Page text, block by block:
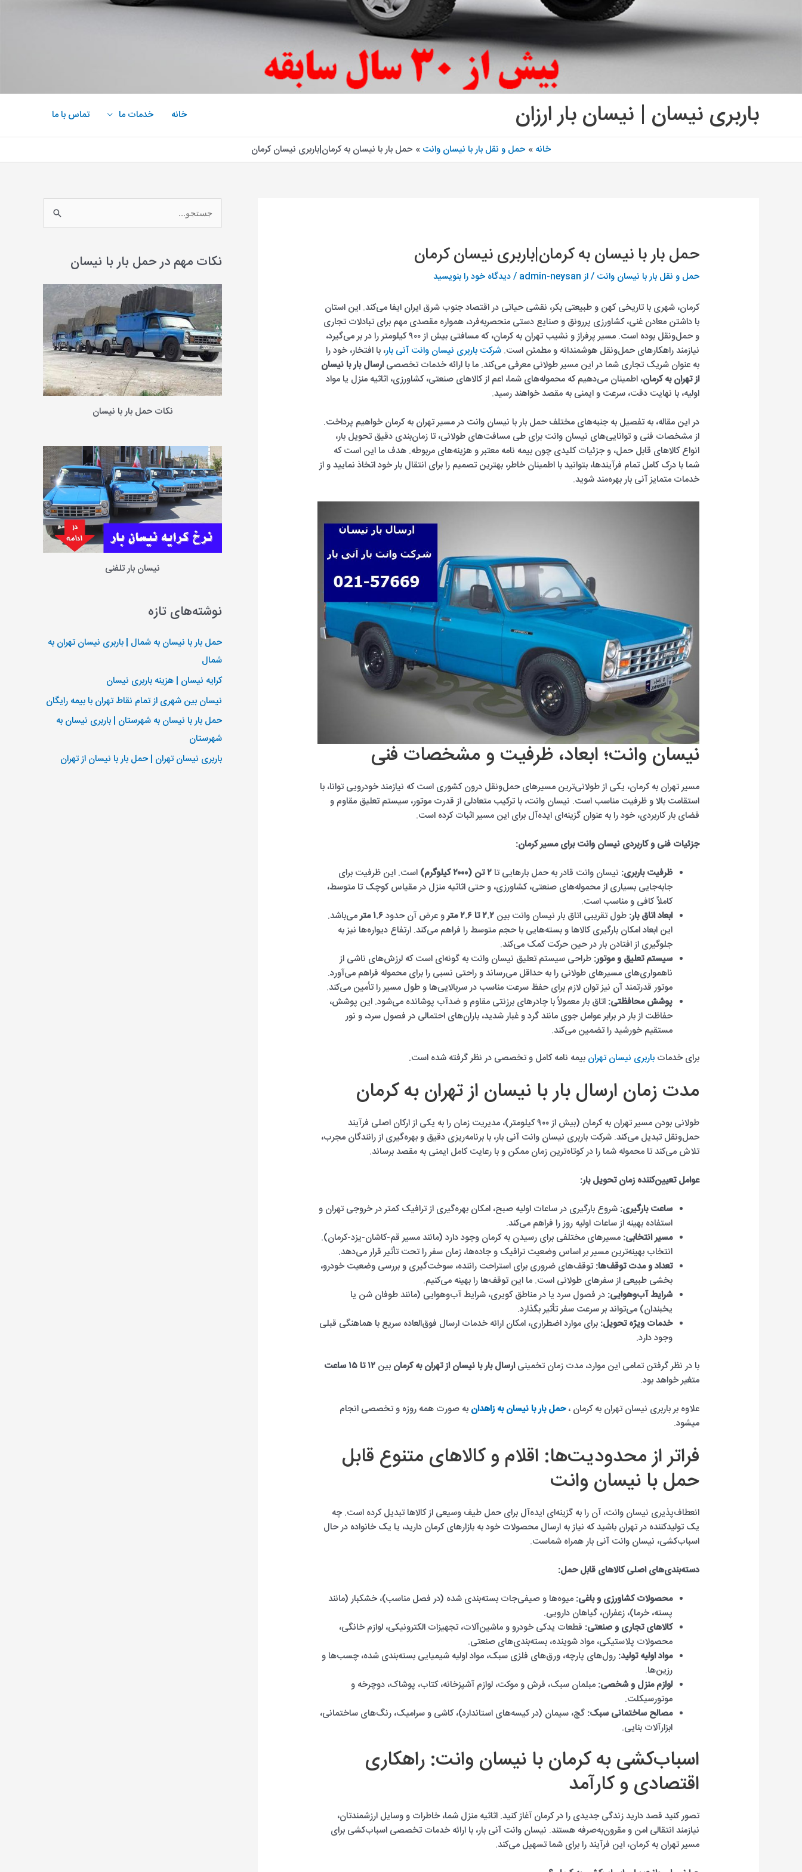
باربری نیسان | نیسان بار ارزان خانه خدمات ما تماس با ما
خانه حمل و نقل بار با نیسان وانت حمل بار با نیسان به کرمان|باربری نیسان کرمان
حمل بار با نیسان به کرمان|باربری نیسان کرمان
حمل و نقل بار با نیسان وانت / از admin-neysan
/دیدگاه‌ خود را بنویسید
کرمان، شهری با تاریخی کهن و طبیعتی بکر، نقشی حیاتی در اقتصاد جنوب شرق ایران ایفا می‌کند. این استان
با داشتن معادن غنی، کشاورزی پررونق و صنایع دستی منحصربه‌فرد، همواره مقصدی مهم برای تبادلات تجاری
و حمل‌ونقل بوده است. مسیر پرفراز و نشیب تهران به کرمان، که مسافتی بیش از ۹۰۰ کیلومتر را در بر می‌گیرد،
نیازمند راهکارهای حمل‌ونقل هوشمندانه و مطمئن است.شرکت باربری نیسان وانت آنی بار، با افتخار، خود را
به عنوان شریک تجاری شما در این مسیر طولانی معرفی می‌کند. ما با ارائه خدمات تخصصیارسال بار با نیسان
از تهران به کرمان، اطمینان می‌دهیم که محموله‌های شما، اعم از کالاهای صنعتی، کشاورزی، اثاثیه منزل یا مواد
اولیه، با نهایت دقت، سرعت و ایمنی به مقصد خواهند رسید.
در این مقاله، به تفصیل به جنبه‌های مختلف حمل بار با نیسان وانت در مسیر تهران به کرمان خواهیم پرداخت.
از مشخصات فنی و توانایی‌های نیسان وانت برای طی مسافت‌های طولانی، تا زمان‌بندی دقیق تحویل بار،
انواع کالاهای قابل حمل، و جزئیات کلیدی چون بیمه نامه معتبر و هزینه‌های مربوطه. هدف ما این است که
شما با درک کامل تمام فرآیندها، بتوانید با اطمینان خاطر، بهترین تصمیم را برای انتقال بار خود اتخاذ نمایید و از
خدمات متمایز آنی بار بهره‌مند شوید.
نیسان وانت؛ ابعاد، ظرفیت و مشخصات فنی
مسیر تهران به کرمان، یکی از طولانی‌ترین مسیرهای حمل‌ونقل درون کشوری است که نیازمند خودرویی توانا، با
استقامت بالا و ظرفیت مناسب است. نیسان وانت، با ترکیب متعادلی از قدرت موتور، سیستم تعلیق مقاوم و
فضای بار کاربردی، خود را به عنوان گزینه‌ای ایده‌آل برای این مسیر اثبات کرده است.
جزئیات فنی و کاربردی نیسان وانت برای مسیر کرمان:
ظرفیت باربری: نیسان وانت قادر به حمل بارهایی تا۲ تن (۲۰۰۰ کیلوگرم)
است. این ظرفیت برای
جابه‌جایی بسیاری از محموله‌های صنعتی، کشاورزی، و حتی اثاثیه منزل در مقیاس کوچک تا متوسط،
کاملاً کافی و مناسب است.
ابعاد اتاق بار: طول تقریبی اتاق بار نیسان وانت بین۲.۲ تا ۲.۶ متر و عرض آن حدود۱.۶ متر
می‌باشد.
این ابعاد امکان بارگیری کالاها و بسته‌هایی با حجم متوسط را فراهم می‌کند. ارتفاع دیواره‌ها نیز به
جلوگیری از افتادن بار در حین حرکت کمک می‌کند.
سیستم تعلیق و موتور: طراحی سیستم تعلیق نیسان وانت به گونه‌ای است که لرزش‌های ناشی از
ناهمواری‌های مسیرهای طولانی را به حداقل می‌رساند و راحتی نسبی را برای محموله فراهم می‌آورد.
موتور قدرتمند آن نیز توان لازم برای حفظ سرعت مناسب در سربالایی‌ها و طول مسیر را تأمین می‌کند.
پوشش محافظتی: اتاق بار معمولاً با چادرهای برزنتی مقاوم و ضدآب پوشانده می‌شود. این پوشش،
حفاظت از بار در برابر عوامل جوی مانند گرد و غبار شدید، باران‌های احتمالی در فصول سرد، و نور
مستقیم خورشید را تضمین می‌کند.
برای خدماتباربری نیسان تهران بیمه نامه کامل و تخصصی در نظر گرفته شده است.
مدت زمان ارسال بار با نیسان از تهران به کرمان
طولانی بودن مسیر تهران به کرمان (بیش از ۹۰۰ کیلومتر)، مدیریت زمان را به یکی از ارکان اصلی فرآیند
حمل‌ونقل تبدیل می‌کند. شرکت باربری نیسان وانت آنی بار، با برنامه‌ریزی دقیق و بهره‌گیری از رانندگان مجرب،
تلاش می‌کند تا محموله شما را در کوتاه‌ترین زمان ممکن و با رعایت کامل ایمنی به مقصد برساند.
عوامل تعیین‌کننده زمان تحویل بار:
ساعت بارگیری: شروع بارگیری در ساعات اولیه صبح، امکان بهره‌گیری از ترافیک کمتر در خروجی تهران و
استفاده بهینه از ساعات اولیه روز را فراهم می‌کند.
مسیر انتخابی: مسیرهای مختلفی برای رسیدن به کرمان وجود دارد (مانند مسیر قم-کاشان-یزد-کرمان).
انتخاب بهینه‌ترین مسیر بر اساس وضعیت ترافیک و جاده‌ها، زمان سفر را تحت تأثیر قرار می‌دهد.
تعداد و مدت توقف‌ها: توقف‌های ضروری برای استراحت راننده، سوخت‌گیری و بررسی وضعیت خودرو،
بخشی طبیعی از سفرهای طولانی است. ما این توقف‌ها را بهینه می‌کنیم.
شرایط آب‌وهوایی: در فصول سرد یا در مناطق کویری، شرایط آب‌وهوایی (مانند طوفان شن یا
یخبندان) می‌تواند بر سرعت سفر تأثیر بگذارد.
خدمات ویژه تحویل: برای موارد اضطراری، امکان ارائه خدمات ارسال فوق‌العاده سریع با هماهنگی قبلی
وجود دارد.
با در نظر گرفتن تمامی این موارد، مدت زمان تخمینیارسال بار با نیسان از تهران به کرمان بین۱۲ تا ۱۵ ساعت
متغیر خواهد بود.
علاوه بر باربری نیسان تهران به کرمان ،حمل بار با نیسان به زاهدان به صورت همه روزه و تخصصی انجام
میشود.
فراتر از محدودیت‌ها: اقلام و کالاهای متنوع قابل
حمل با نیسان وانت
انعطاف‌پذیری نیسان وانت، آن را به گزینه‌ای ایده‌آل برای حمل طیف وسیعی از کالاها تبدیل کرده است. چه
یک تولیدکننده در تهران باشید که نیاز به ارسال محصولات خود به بازارهای کرمان دارید، یا یک خانواده در حال
اسباب‌کشی، نیسان وانت آنی بار همراه شماست.
دسته‌بندی‌های اصلی کالاهای قابل حمل:
محصولات کشاورزی و باغی: میوه‌ها و صیفی‌جات بسته‌بندی شده (در فصل مناسب)، خشکبار (مانند
پسته، خرما)، زعفران، گیاهان دارویی.
کالاهای تجاری و صنعتی: قطعات یدکی خودرو و ماشین‌آلات، تجهیزات الکترونیکی، لوازم خانگی،
محصولات پلاستیکی، مواد شوینده، بسته‌بندی‌های صنعتی.
مواد اولیه تولید: رول‌های پارچه، ورق‌های فلزی سبک، مواد اولیه شیمیایی بسته‌بندی شده، چسب‌ها و
رزین‌ها.
لوازم منزل و شخصی: مبلمان سبک، فرش و موکت، لوازم آشپزخانه، کتاب، پوشاک، دوچرخه و
موتورسیکلت.
مصالح ساختمانی سبک: گچ، سیمان (در کیسه‌های استاندارد)، کاشی و سرامیک، رنگ‌های ساختمانی،
ابزارآلات بنایی.
اسباب‌کشی به کرمان با نیسان وانت: راهکاری
اقتصادی و کارآمد
تصور کنید قصد دارید زندگی جدیدی را در کرمان آغاز کنید. اثاثیه منزل شما، خاطرات و وسایل ارزشمندتان،
نیازمند انتقالی امن و مقرون‌به‌صرفه هستند. نیسان وانت آنی بار، با ارائه خدمات تخصصی اسباب‌کشی برای
مسیر تهران به کرمان، این فرآیند را برای شما تسهیل می‌کند.
س
ج
ب
ر
ا
ی
:
نکات مهم در حمل بار با نیسان
نکات حمل بار با نیسان
نیسان بار تلفنی
نوشته‌های تازه
حمل بار با نیسان به شمال | باربری نیسان تهران به
شمال
کرایه نیسان | هزینه باربری نیسان
نیسان بین شهری از تمام نقاط تهران با بیمه رایگان
حمل بار با نیسان به شهرستان | باربری نیسان به
شهرستان
باربری نیسان تهران | حمل بار با نیسان از تهران